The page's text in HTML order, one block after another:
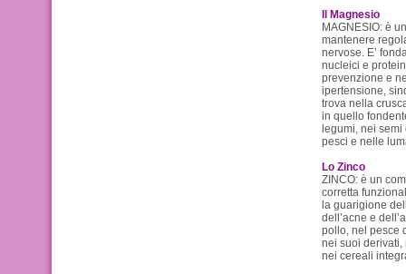
Il Magnesio
MAGNESIO: è
mantenere
nervose. E’
nucleici e
prevenzione e
ipertensione,
trova nella
in quello
legumi, nei
pesci e nelle
Lo Zinco
ZINCO: è un
corretta
la guarigione
dell’acne e
pollo, nel pesce
nei suoi derivati,
nei cereali